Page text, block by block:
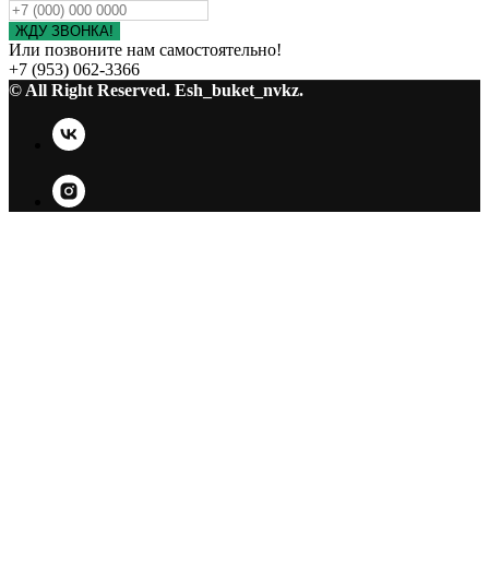
ЖДУ ЗВОНКА!
Или позвоните нам самостоятельно!
+7 (953) 062-3366
© All Right Reserved. Esh_buket_nvkz.